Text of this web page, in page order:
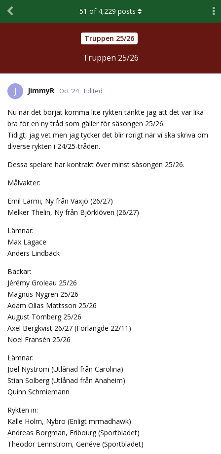
Truppen 25/26
Truppen 25/26
51 of 4,229 posts
J JimmyR Oct '24 Edited
Nu när det börjat komma lite rykten tänkte jag att det var lika
bra för en ny tråd som gäller för säsongen 25/26.
Tidigt, jag vet men jag tycker det blir rörigt när vi ska skriva om
diverse rykten i 24/25-tråden.
Dessa spelare har kontrakt över minst säsongen 25/26.
Målvakter:
Emil Larmi, Ny från Växjö (26/27)
Melker Thelin, Ny från Björklöven (26/27)
Lämnar:
Max Lagace
Anders Lindbäck
Backar:
Jérémy Groleau 25/26
Magnus Nygren 25/26
Adam Ollas Mattsson 25/26
August Tornberg 25/26
Axel Bergkvist 26/27 (Förlängde 22/11)
Noel Fransén 25/26
Lämnar:
Joel Nyström (Utlånad från Carolina)
Stian Solberg (Utlånad från Anaheim)
Quinn Schmiemann
Rykten in:
Kalle Holm, Nybro (Enligt mrmadhawk)
Andreas Borgman, Fribourg (Sportbladet)
Theodor Lennström, Genéve (Sportbladet)